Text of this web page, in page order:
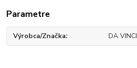
Parametre
Výrobca/Značka DA VINCI